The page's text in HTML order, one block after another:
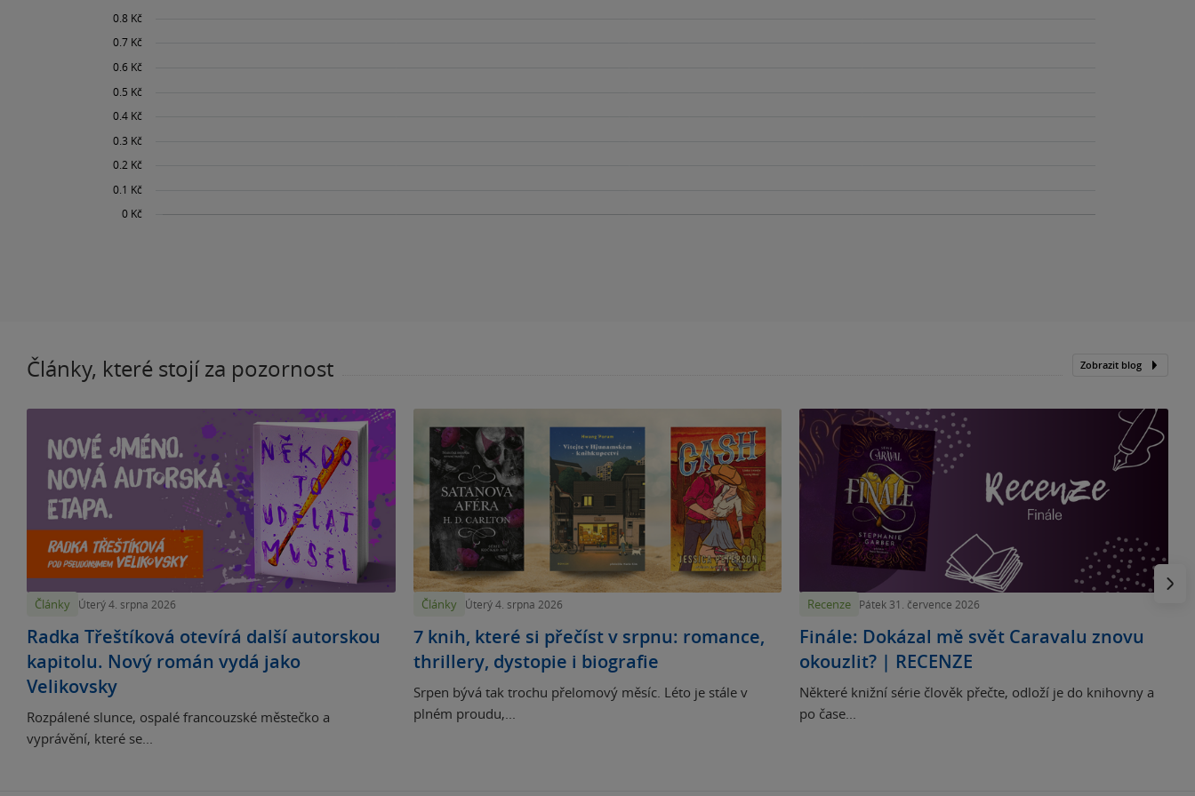
Články, které stojí za pozornost Zobrazit blog
Články Úterý 4. srpna 2026
Radka Třeštíková otevírá další autorskou
kapitolu. Nový román vydá jako
Velikovsky
Rozpálené slunce, ospalé francouzské městečko a
vyprávění, které se...
Články Úterý 4. srpna 2026
7 knih, které si přečíst v srpnu: romance,
thrillery, dystopie i biografie
Srpen bývá tak trochu přelomový měsíc. Léto je stále v
plném proudu,...
Recenze Pátek 31. července 2026
Finále: Dokázal mě svět Caravalu znovu
okouzlit? | RECENZE
Některé knižní série člověk přečte, odloží je do knihovny a
po čase...